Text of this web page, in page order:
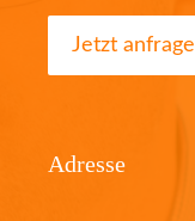
Jetzt
Adresse